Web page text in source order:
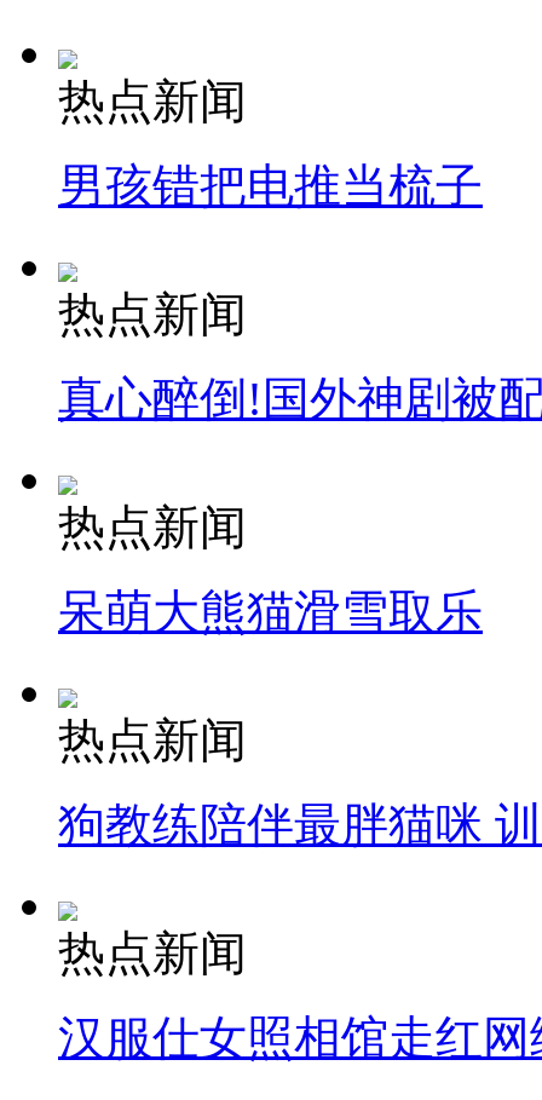
热点新闻
男孩错把电推当梳子
热点新闻
真心醉倒!国外神剧被
热点新闻
呆萌大熊猫滑雪取乐
热点新闻
狗教练陪伴最胖猫咪
热点新闻
汉服仕女照相馆走红网